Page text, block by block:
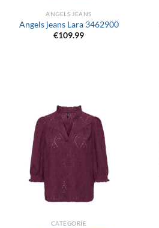
ANGELS JEANS
Angels jeans Lara 3462900
€109.99
CATEGORIE